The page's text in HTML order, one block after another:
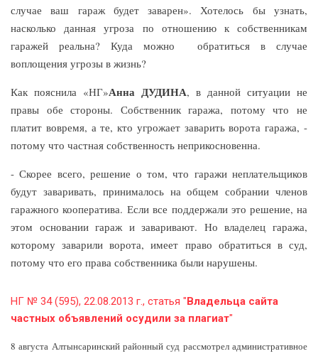
случае ваш гараж будет заварен». Хотелось бы узнать,
насколько данная угроза по отношению к собственникам
гаражей реальна? Куда можно обратиться в случае
воплощения угрозы в жизнь?
Как пояснила «НГ»Анна ДУДИНА, в данной ситуации не
правы обе стороны. Собственник гаража, потому что не
платит вовремя, а те, кто угрожает заварить ворота гаража, -
потому что частная собственность неприкосновенна.
- Скорее всего, решение о том, что гаражи неплательщиков
будут заваривать, принималось на общем собрании членов
гаражного кооператива. Если все поддержали это решение, на
этом основании гараж и заваривают. Но владелец гаража,
которому заварили ворота, имеет право обратиться в суд,
потому что его права собственника были нарушены.
НГ № 34 (595), 22.08.2013 г., статья "Владельца сайта
частных объявлений осудили за плагиат"
8 августа Алтынсаринский районный суд рассмотрел административное